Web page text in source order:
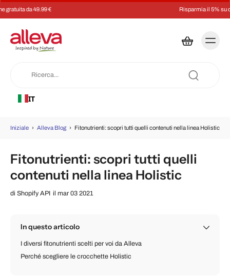
Risparmia il 5% su ogni ordine con un abbonamento
IT
Iniziale › Alleva Blog › Fitonutrienti: scopri tutti quelli contenuti nella linea Holistic
Fitonutrienti: scopri tutti quelli
contenuti nella linea Holistic
di Shopify API il mar 03 2021
In questo articolo
I diversi fitonutrienti scelti per voi da Alleva
Perché scegliere le crocchette Holistic